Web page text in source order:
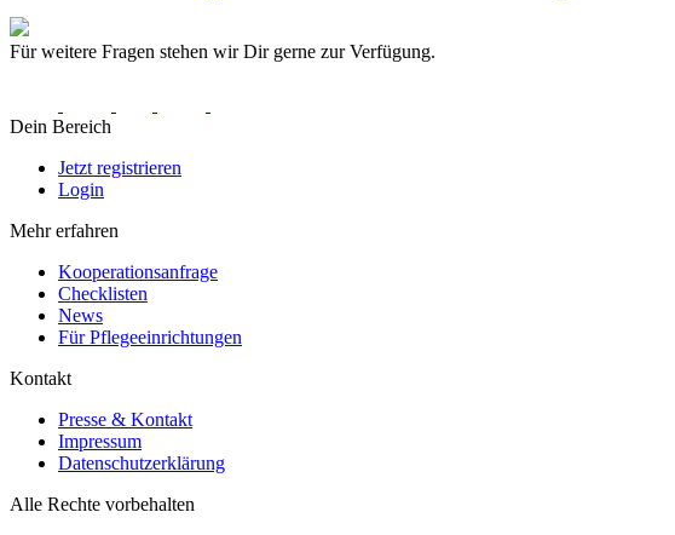
Für weitere Fragen stehen wir Dir gerne zur Verfügung.
Dein Bereich
Jetzt registrieren
Login
Mehr erfahren
Kooperationsanfrage
Checklisten
News
Für Pflegeeinrichtungen
Kontakt
Presse & Kontakt
Impressum
Datenschutzerklärung
Alle Rechte vorbehalten